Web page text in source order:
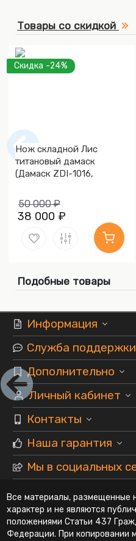
Товары со скидкой
Скидка -24%
Нож складной Лис
титановый дамаск
(Дамаск ZDI-1016,
50 000 ₽
38 000 ₽
Подобные товары
Информация
Служба поддержки
Дополнительно
Личный кабинет
Контакты
Наша гарантия
Мы в социальных
Все материалы, размещенные
характер и не являются
положениями Статьи 437
Федерации. При копировании